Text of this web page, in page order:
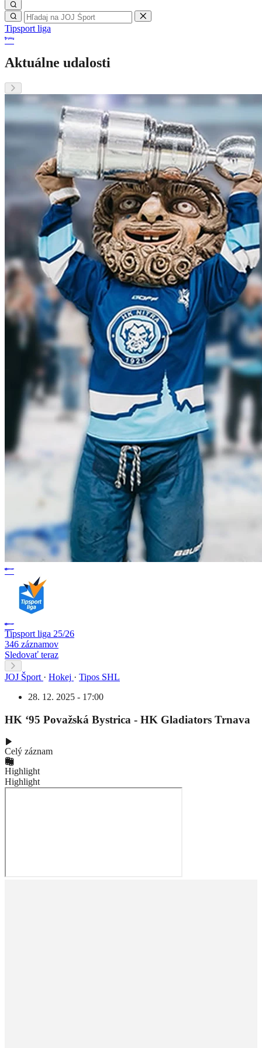
Tipsport liga
Aktuálne udalosti
Tipsport liga 25/26
346 záznamov
Sledovať teraz
JOJ Šport · Hokej · Tipos SHL
28. 12. 2025 - 17:00
HK ‘95 Považská Bystrica - HK Gladiators Trnava
Celý záznam
Highlight
Highlight